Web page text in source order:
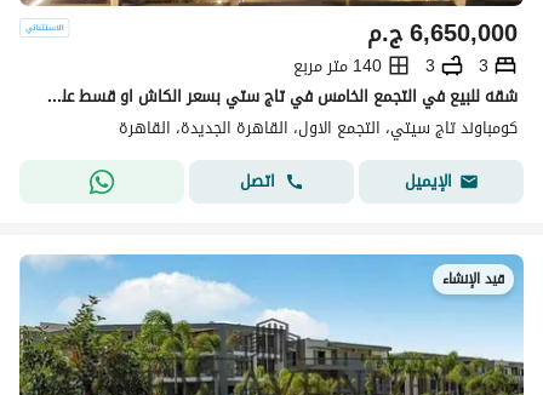
ج.م6,650,000
3
3
140 متر مربع
شقه للبيع في التجمع الخامس في تاج ستي بسعر الكاش او قسط علي 12 سنه دفع بدون مقدم 0% مع شركه مدينه مصر | القاهره الجديدة | taj cit
كومباوند تاج سيتي، التجمع الاول، القاهرة الجديدة، القاهرة
الإيميل
اتصل
قيد الإنشاء